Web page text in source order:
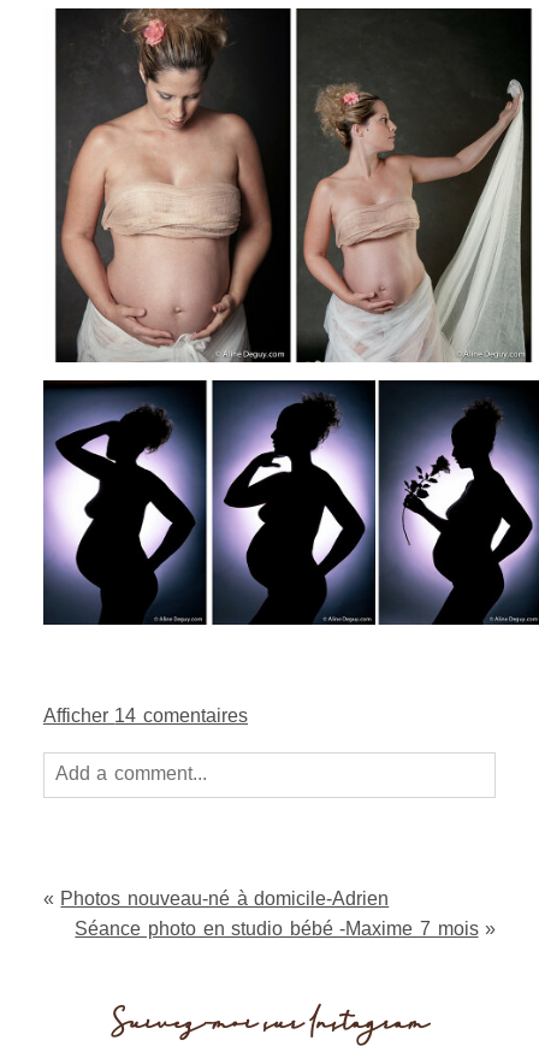
Afficher 14 comentaires
Add a comment...
« Photos nouveau-né à domicile-Adrien
Séance photo en studio bébé -Maxime 7 mois »
Suivez-moi sur Instagram